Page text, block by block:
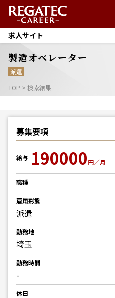
求人サイト
製造オペレーター
派遣
TOP > 検索結果
募集要項
給与 190000円／月
職種
雇用形態
派遣
勤務地
埼玉
勤務時間
-
休日